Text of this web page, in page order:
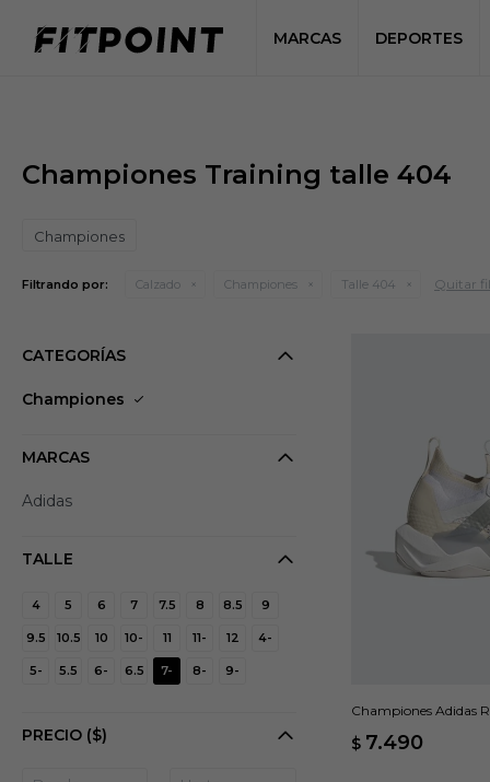
MARCAS DEPORTES
Championes Training talle 404
Championes
Filtrando por: Calzado Championes Talle 404 Quitar
Championes Adidas
$ 7.490
CATEGORÍAS
Championes
MARCAS
Adidas
TALLE
4 5 6 7 7.5 8 8.5 9
9.5 10.5 10 10- 11 11- 12 4-
5- 5.5 6- 6.5 7- 8- 9-
PRECIO ($)